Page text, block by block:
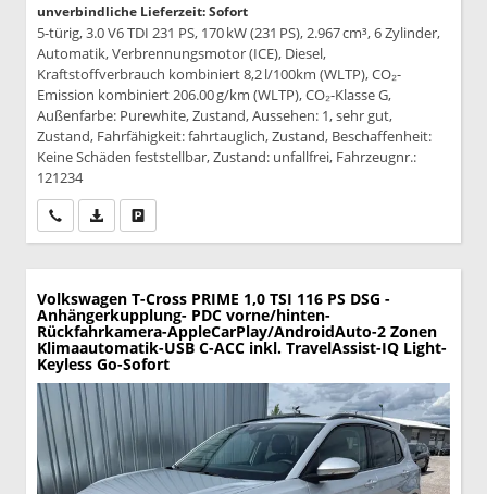
unverbindliche Lieferzeit: Sofort
5-türig, 3.0 V6 TDI 231 PS, 170 kW (231 PS), 2.967 cm³, 6 Zylinder,
Automatik, Verbrennungsmotor (ICE), Diesel,
Kraftstoffverbrauch kombiniert 8,2 l/100km (WLTP), CO₂-
Emission kombiniert 206.00 g/km (WLTP), CO₂-Klasse G,
Außenfarbe: Purewhite, Zustand, Aussehen: 1, sehr gut,
Zustand, Fahrfähigkeit: fahrtauglich, Zustand, Beschaffenheit:
Keine Schäden feststellbar, Zustand: unfallfrei, Fahrzeugnr.:
121234
Wir rufen Sie anPDF-Datei, Fahrzeugexposé drucken
Volkswagen T-Cross PRIME 1,0 TSI 116 PS DSG -
Anhängerkupplung- PDC vorne/hinten-
Rückfahrkamera-AppleCarPlay/AndroidAuto-2 Zonen
Klimaautomatik-USB C-ACC inkl. TravelAssist-IQ Light-
Keyless Go-Sofort